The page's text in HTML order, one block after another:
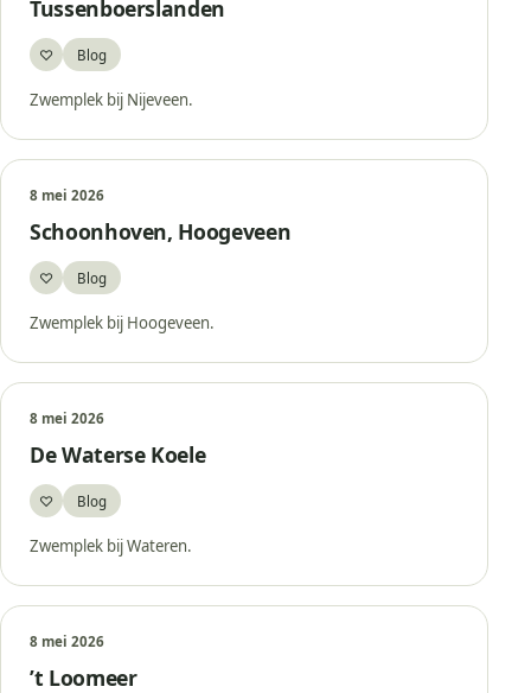
Tussenboerslanden
♡Bewaar
Blog
Zwemplek bij Nijeveen.
8 mei 2026
Schoonhoven, Hoogeveen
♡Bewaar
Blog
Zwemplek bij Hoogeveen.
8 mei 2026
De Waterse Koele
♡Bewaar
Blog
Zwemplek bij Wateren.
8 mei 2026
’t Loomeer